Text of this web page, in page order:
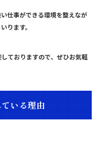
仕事ができる環境を整えなが
ります。
ておりますので、ぜひお気軽
いる理由